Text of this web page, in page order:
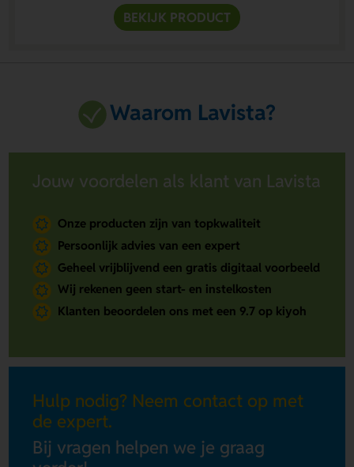
BEKIJK PRODUCT
Waarom Lavista?
Jouw voordelen als klant van Lavista
Onze producten zijn van topkwaliteit
Persoonlijk advies van een expert
Geheel vrijblijvend een gratis digitaal voorbeeld
Wij rekenen geen start- en instelkosten
Klanten beoordelen ons met een 9.7 op kiyoh
Hulp nodig? Neem contact op met
de expert.
Bij vragen helpen we je graag